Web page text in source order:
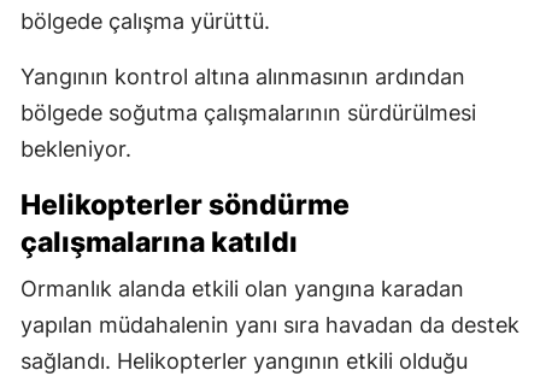
bölgede çalışma yürüttü.
Yangının kontrol altına alınmasının ardından
bölgede soğutma çalışmalarının sürdürülmesi
bekleniyor.
Helikopterler söndürme
çalışmalarına katıldı
Ormanlık alanda etkili olan yangına karadan
yapılan müdahalenin yanı sıra havadan da destek
sağlandı. Helikopterler yangının etkili olduğu